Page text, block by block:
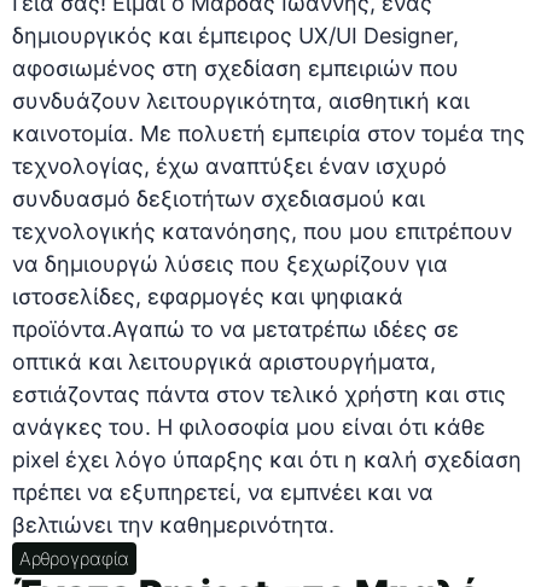
δημιουργικός και έμπειρος UX/UI Designer,
αφοσιωμένος στη σχεδίαση εμπειριών που
συνδυάζουν λειτουργικότητα, αισθητική και
καινοτομία. Με πολυετή εμπειρία στον τομέα της
τεχνολογίας, έχω αναπτύξει έναν ισχυρό
συνδυασμό δεξιοτήτων σχεδιασμού και
τεχνολογικής κατανόησης, που μου επιτρέπουν
να δημιουργώ λύσεις που ξεχωρίζουν για
ιστοσελίδες, εφαρμογές και ψηφιακά
προϊόντα.Αγαπώ το να μετατρέπω ιδέες σε
οπτικά και λειτουργικά αριστουργήματα,
εστιάζοντας πάντα στον τελικό χρήστη και στις
ανάγκες του. Η φιλοσοφία μου είναι ότι κάθε
pixel έχει λόγο ύπαρξης και ότι η καλή σχεδίαση
πρέπει να εξυπηρετεί, να εμπνέει και να
βελτιώνει την καθημερινότητα.
Αρθρογραφία